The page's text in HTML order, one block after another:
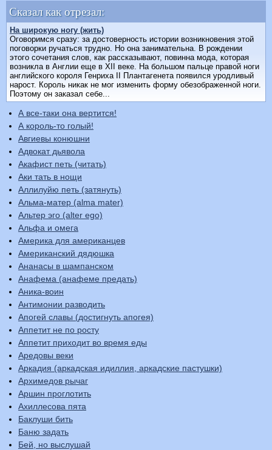
Сказал как отрезал:
На широкую ногу (жить)
Оговоримся сразу: за достоверность истории возникновения этой
поговорки ручаться трудно. Но она занимательна. В рождении
этого сочетания слов, как рассказывают, повинна мода, которая
возникла в Англии еще в XII веке. На большом пальце правой ноги
английского короля Генриха II Плантагенета появился уродливый
нарост. Король никак не мог изменить форму обезображенной ноги.
Поэтому он заказал себе...
А все-таки она вертится!
А король-то голый!
Авгиевы конюшни
Адвокат дьявола
Акафист петь (читать)
Аки тать в нощи
Аллилуйю петь (затянуть)
Альма-матер (alma mater)
Альтер эго (alter ego)
Альфа и омега
Америка для американцев
Американский дядюшка
Ананасы в шампанском
Анафема (анафеме предать)
Аника-воин
Антимонии разводить
Апогей славы (достигнуть апогея)
Аппетит не по росту
Аппетит приходит во время еды
Аредовы веки
Аркадия (аркадская идиллия, аркадские пастушки)
Архимедов рычаг
Аршин проглотить
Ахиллесова пята
Баклуши бить
Баню задать
Бей, но выслушай